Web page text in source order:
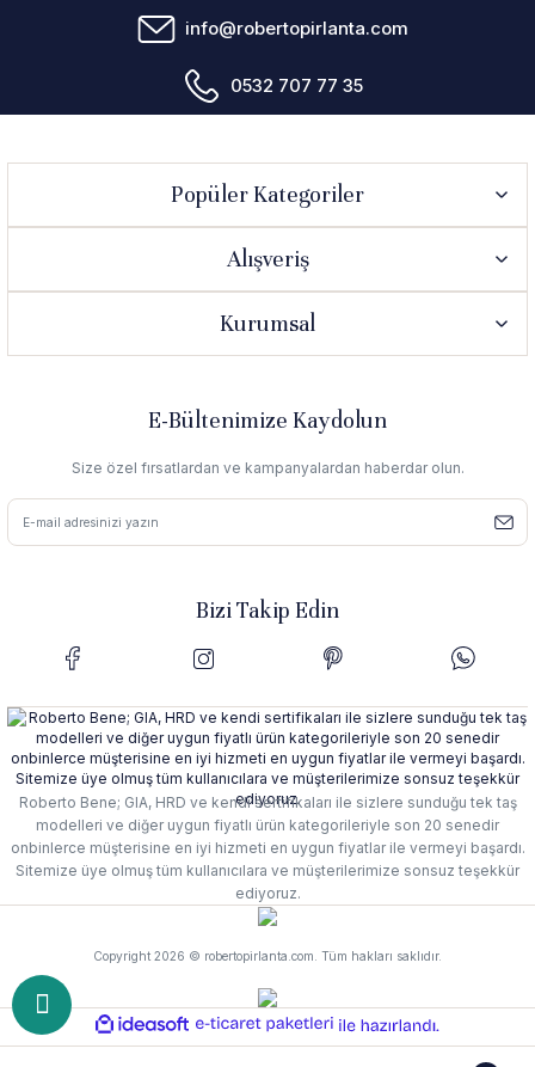
info@robertopirlanta.com
0532 707 77 35
Popüler Kategoriler
Alışveriş
Kurumsal
E-Bültenimize Kaydolun
Size özel fırsatlardan ve kampanyalardan haberdar olun.
Bizi Takip Edin
Roberto Bene; GIA, HRD ve kendi sertifikaları ile sizlere sunduğu tek taş
modelleri ve diğer uygun fiyatlı ürün kategorileriyle son 20 senedir
onbinlerce müşterisine en iyi hizmeti en uygun fiyatlar ile vermeyi başardı.
Sitemize üye olmuş tüm kullanıcılara ve müşterilerimize sonsuz teşekkür
ediyoruz.
Copyright 2026 © robertopirlanta.com. Tüm hakları saklıdır.
ideasoft
e-
ticaret
hazırlandı.